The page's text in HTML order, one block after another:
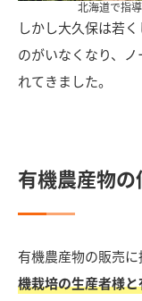
北海道で指
しかし大久保は若
のがいなくなり、
れてきました。
有機農産物
有機農産物の販売
機栽培の生産者様